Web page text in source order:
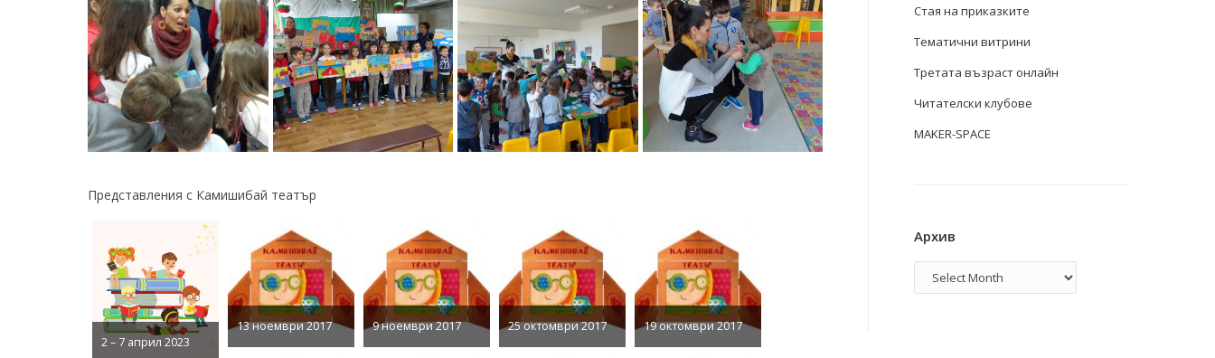
Представления с Камишибай театър
2 – 7 април 2023
13 ноември 2017 9 ноември 2017 25 октомври 2017 19 октомври 2017
Стая на приказките
Тематични витрини
Третата възраст онлайн
Читателски клубове
MAKER-SPACE
Архив
Архив